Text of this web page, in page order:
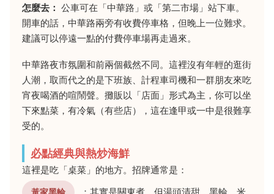
怎麼去： 公車可在「中華路」或「第二市場」站下車。
開車的話，中華路兩旁有收費停車格，但晚上一位難求。
建議可以停遠一點的付費停車場再走過來。
中華路夜市氛圍和前兩個截然不同。這裡沒有年輕的逛街
人潮，取而代之的是下班族、計程車司機和一群朋友來吃
宵夜喝酒的喧鬧聲。攤販以「店面」形式為主，你可以坐
下來點菜，有冷氣（有些店），這在逢甲或一中是很難享
受的。
必點經典與熱炒海鮮
這裡是吃「桌菜」的地方。招牌通常是：